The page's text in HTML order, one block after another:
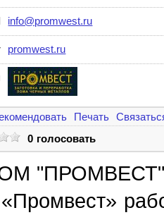
info@promwest.ru
promwest.ru
Печать
0 голосовать